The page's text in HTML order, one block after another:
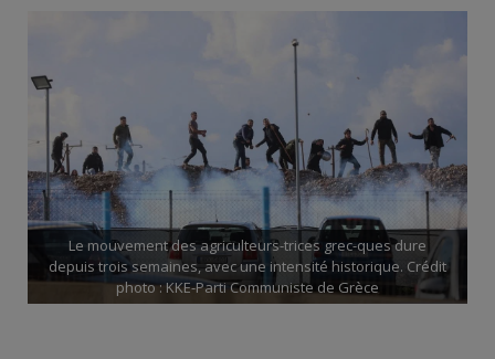
Le mouvement des agriculteurs-trices grec-ques dure
depuis trois semaines, avec une intensité historique. Crédit
photo : KKE-Parti Communiste de Grèce